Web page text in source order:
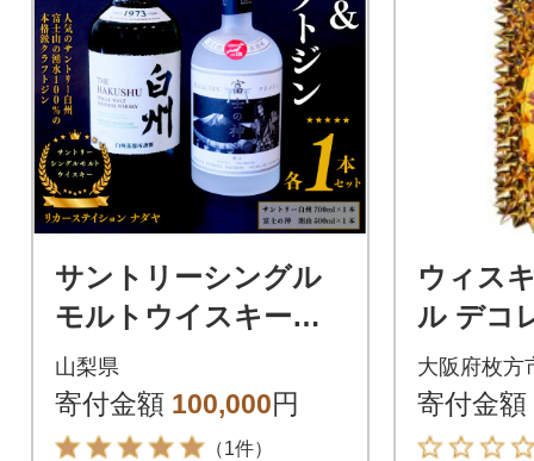
サントリーシングル
モルトウイスキー
「白州」と本格派クラ
フトジン「富士の神
(フジノジン)」の2本
山梨県
寄付金額 100,000円
（1件）
ウィス
ル デコ
トル (ト
大阪府枚方
寄付金額